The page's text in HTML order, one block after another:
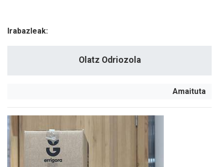
Irabazleak:
Olatz Odriozola
Amaituta